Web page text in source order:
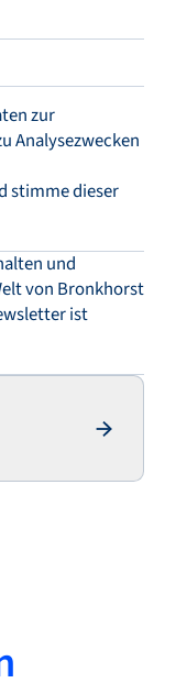
zur
Analysezwecken
stimme dieser
und
von Bronkhorst
ist